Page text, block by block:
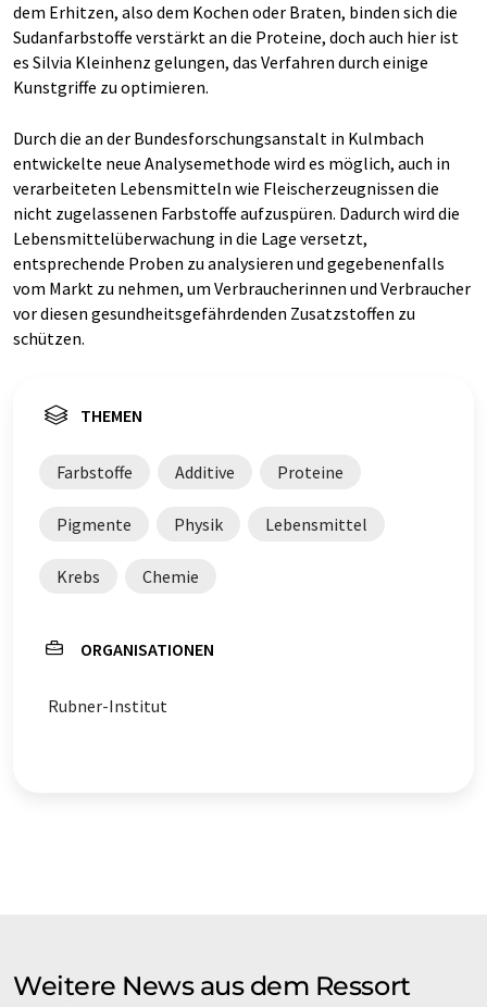
dem Erhitzen, also dem Kochen oder Braten, binden sich die
Sudanfarbstoffe verstärkt an die Proteine, doch auch hier ist
es Silvia Kleinhenz gelungen, das Verfahren durch einige
Kunstgriffe zu optimieren.
Durch die an der Bundesforschungsanstalt in Kulmbach
entwickelte neue Analysemethode wird es möglich, auch in
verarbeiteten Lebensmitteln wie Fleischerzeugnissen die
nicht zugelassenen Farbstoffe aufzuspüren. Dadurch wird die
Lebensmittelüberwachung in die Lage versetzt,
entsprechende Proben zu analysieren und gegebenenfalls
vom Markt zu nehmen, um Verbraucherinnen und Verbraucher
vor diesen gesundheitsgefährdenden Zusatzstoffen zu
schützen.
THEMEN
Farbstoffe Additive Proteine
Pigmente Physik Lebensmittel
Krebs Chemie
ORGANISATIONEN
Rubner-Institut
Weitere News aus dem Ressort